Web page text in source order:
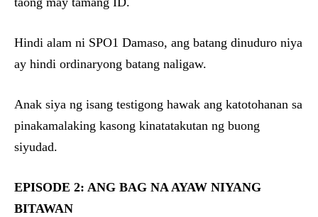
Hindi alam ni SPO1 Damaso, ang batang dinuduro niya
ay hindi ordinaryong batang naligaw.
Anak siya ng isang testigong hawak ang katotohanan sa
pinakamalaking kasong kinatatakutan ng buong
siyudad.
EPISODE 2: ANG BAG NA AYAW NIYANG
BITAWAN